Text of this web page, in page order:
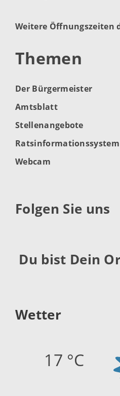
Weitere Öffnungszeiten
Themen
Der Bürgermeister
Amtsblatt
Stellenangebote
Ratsinformationssystem
Webcam
Folgen Sie uns
Du bist Dein
Wetter
17 °C